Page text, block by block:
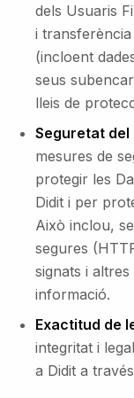
dels Usuaris
i transferència
(incloent
seus
lleis de
Seguretat del
mesures de
protegir les
Didit i per
Això inclou,
segures
signats i
informació.
Exactitud de
integritat i
a Didit a